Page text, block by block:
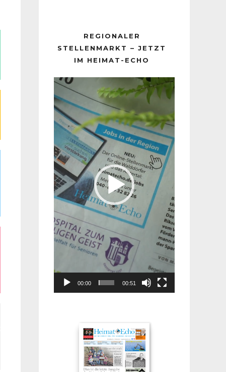
REGIONALER
STELLENMARKT – JETZT
IM HEIMAT-ECHO
Player
00:00 00:51